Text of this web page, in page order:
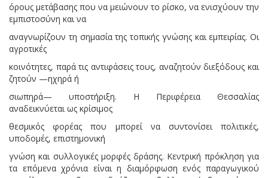
όρους μετάβασης που να μειώνουν το ρίσκο, να ενισχύουν την
εμπιστοσύνη και να
αναγνωρίζουν τη σημασία της τοπικής γνώσης και εμπειρίας. Οι
αγροτικές
κοινότητες, παρά τις αντιφάσεις τους, αναζητούν διεξόδους και
ζητούν —ηχηρά ή
σιωπηρά— υποστήριξη. Η Περιφέρεια Θεσσαλίας
αναδεικνύεται ως κρίσιμος
θεσμικός φορέας που μπορεί να συντονίσει πολιτικές,
υποδομές, επιστημονική
γνώση και συλλογικές μορφές δράσης. Κεντρική πρόκληση για
τα επόμενα χρόνια είναι η διαμόρφωση ενός παραγωγικού